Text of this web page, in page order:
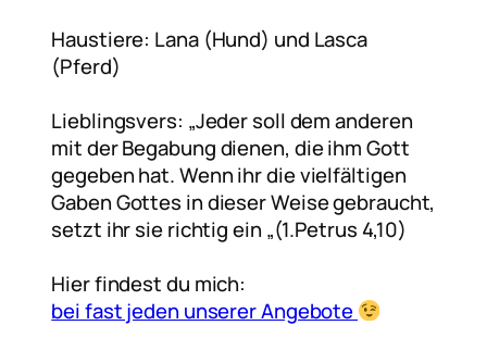
Haustiere: Lana (Hund) und Lasca
(Pferd)
Lieblingsvers: „Jeder soll dem anderen
mit der Begabung dienen, die ihm Gott
gegeben hat. Wenn ihr die vielfältigen
Gaben Gottes in dieser Weise gebraucht,
setzt ihr sie richtig ein „(1.Petrus 4,10)
Hier findest du mich:
bei fast jeden unserer Angebote